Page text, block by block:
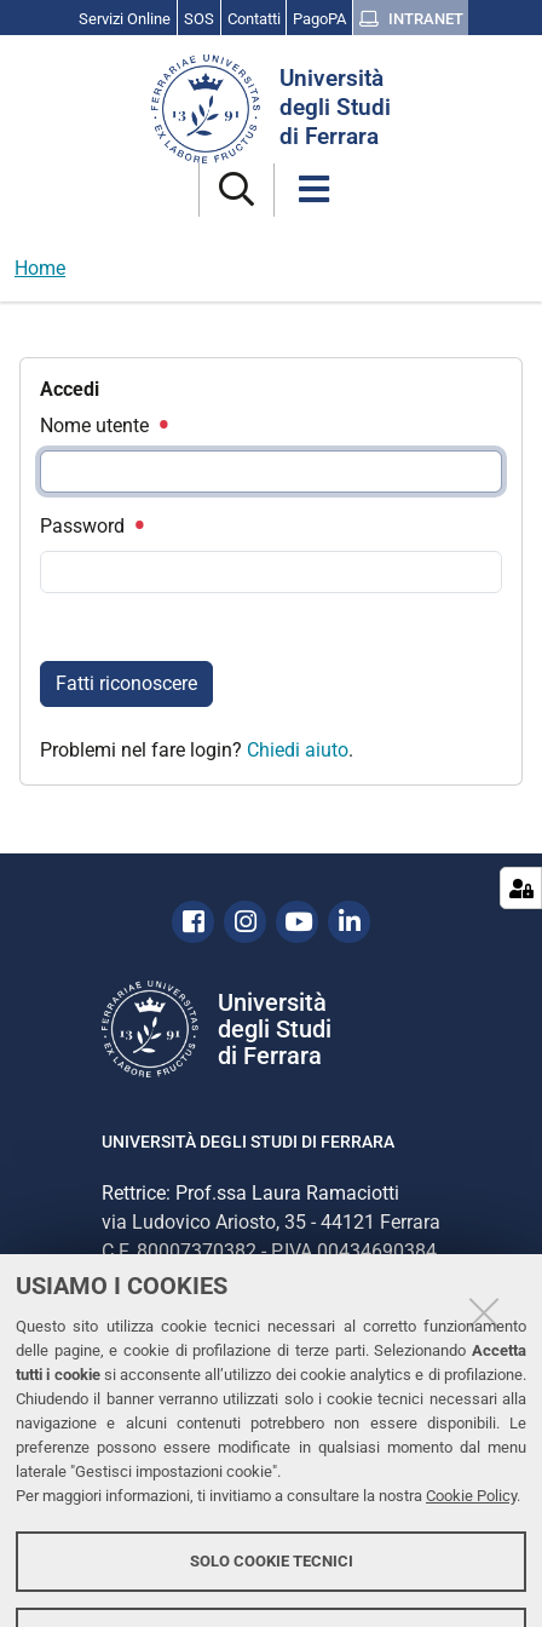
USIAMO I COOKIES
Questo sito utilizza cookie tecnici necessari al corretto funzionamento
delle pagine, e cookie di profilazione di terze parti. Selezionando Accetta
tutti i cookiesi acconsente all’utilizzo dei cookie analytics e di profilazione.
Chiudendo il banner verranno utilizzati solo i cookie tecnici necessari alla
navigazione e alcuni contenuti potrebbero non essere disponibili. Le
preferenze possono essere modificate in qualsiasi momento dal menu
laterale "Gestisci impostazioni cookie".
Per maggiori informazioni, ti invitiamo a consultare la nostra Cookie Policy.
SOLO COOKIE TECNICI
Servizi Online SOS Contatti PagoPA INTRANET
Università
degli Studi
di Ferrara
Home
Accedi
Nome utente
Password
Fatti riconoscere
Problemi nel fare login? Chiedi aiuto.
Facebook
Instagram
YoutubeLinkedin
Università
degli Studi
di Ferrara
UNIVERSITÀ DEGLI STUDI DI FERRARA
Rettrice: Prof.ssa Laura Ramaciotti
via Ludovico Ariosto, 35 - 44121 Ferrara
C.F. 80007370382 - P.IVA 00434690384
CONTATTI
Tel. +39 0532 293111
Fax. +39 0532 293031
PEC
LINKS
Accessibilità
Protezione dati personali